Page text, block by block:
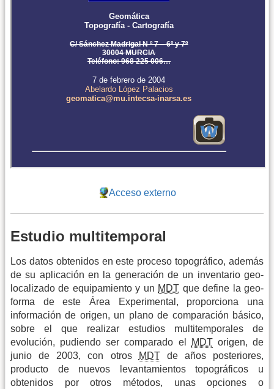
Acceso externo
Estudio multitemporal
Los datos obtenidos en este proceso topográfico, además
de su aplicación en la generación de un inventario geo-
localizado de equipamiento y un MDT que define la geo-
forma de este Área Experimental, proporciona una
información de origen, un plano de comparación básico,
sobre el que realizar estudios multitemporales de
evolución, pudiendo ser comparado el
MDTorigen, de
junio de 2003, con otros
MDTde años posteriores,
producto de nuevos levantamientos topográficos u
obtenidos por otros métodos, unas opciones o